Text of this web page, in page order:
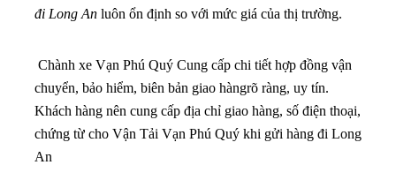
đi Long An luôn ổn định so với mức giá của thị trường.
Chành xe Vạn Phú Quý Cung cấp chi tiết hợp đồng vận
chuyển, bảo hiểm, biên bản giao hàngrõ ràng, uy tín.
Khách hàng nên cung cấp địa chỉ giao hàng, số điện thoại,
chứng từ cho Vận Tải Vạn Phú Quý khi gửi hàng đi Long
An